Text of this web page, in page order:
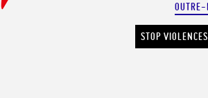
OUTRE-
STOP